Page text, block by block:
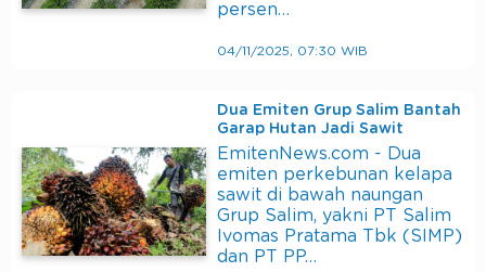
persen…
04/11/2025, 07:30 WIB
Dua Emiten Grup Salim Bantah
Garap Hutan Jadi Sawit
EmitenNews.com - Dua
emiten perkebunan kelapa
sawit di bawah naungan
Grup Salim, yakni PT Salim
Ivomas Pratama Tbk (SIMP)
dan PT PP…